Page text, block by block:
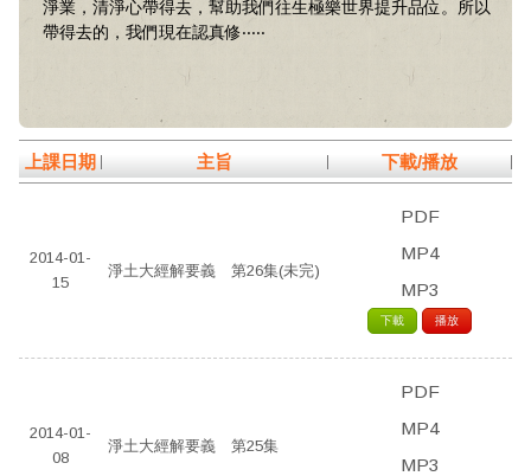
淨業，清淨心帶得去，幫助我們往生極樂世界提升品位。所以
帶得去的，我們現在認真修‧‧‧‧‧
上課日期 主旨 下載/播放
2014-01-
15
淨土大經解要義 第26集(未完)
PDF
MP4
MP3
下載 播放
2014-01-
08
淨土大經解要義 第25集
PDF
MP4
MP3